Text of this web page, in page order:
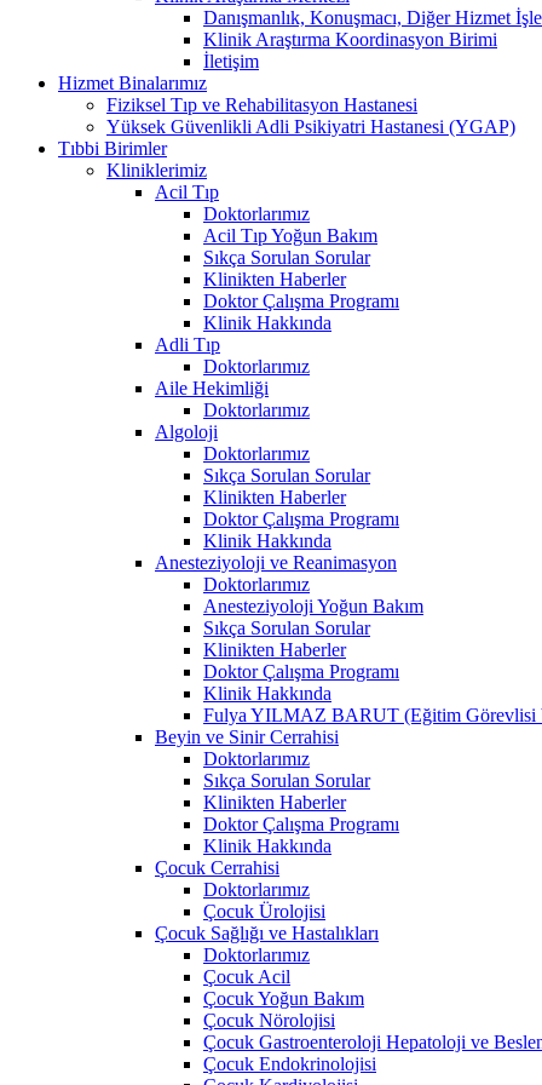
Danışmanlık, Konuşmacı, Diğer Hizmet
Klinik Araştırma Koordinasyon Birimi
İletişim
Hizmet Binalarımız
Fiziksel Tıp ve Rehabilitasyon Hastanesi
Yüksek Güvenlikli Adli Psikiyatri Hastanesi (YGAP)
Tıbbi Birimler
Kliniklerimiz
Acil Tıp
Doktorlarımız
Acil Tıp Yoğun Bakım
Sıkça Sorulan Sorular
Klinikten Haberler
Doktor Çalışma Programı
Klinik Hakkında
Adli Tıp
Doktorlarımız
Aile Hekimliği
Doktorlarımız
Algoloji
Doktorlarımız
Sıkça Sorulan Sorular
Klinikten Haberler
Doktor Çalışma Programı
Klinik Hakkında
Anesteziyoloji ve Reanimasyon
Doktorlarımız
Anesteziyoloji Yoğun Bakım
Sıkça Sorulan Sorular
Klinikten Haberler
Doktor Çalışma Programı
Klinik Hakkında
Fulya YILMAZ BARUT (Eğitim Görevlisi
Beyin ve Sinir Cerrahisi
Doktorlarımız
Sıkça Sorulan Sorular
Klinikten Haberler
Doktor Çalışma Programı
Klinik Hakkında
Çocuk Cerrahisi
Doktorlarımız
Çocuk Ürolojisi
Çocuk Sağlığı ve Hastalıkları
Doktorlarımız
Çocuk Acil
Çocuk Yoğun Bakım
Çocuk Nörolojisi
Çocuk Gastroenteroloji Hepatoloji ve
Çocuk Endokrinolojisi